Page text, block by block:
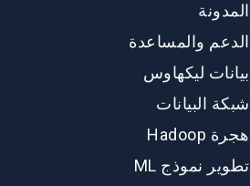
المدونة
الدعم والمساعدة
بيانات ليكهاوس
شبكة البيانات
هجرة Hadoop
تطوير نموذج ML